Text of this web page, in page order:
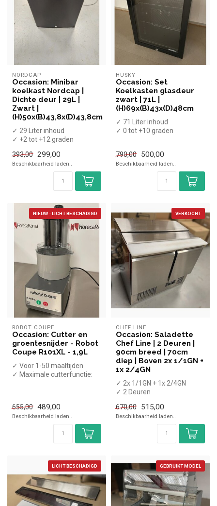
NORDCAP
Occasion: Minibar
koelkast Nordcap |
Dichte deur | 29L |
Zwart |
(H)50x(B)43,8x(D)43,8cm
✓ 29 Liter inhoud
✓ +2 tot +12 graden
✓ Breedte 43,8 cm, diepte
43...
393,00 299,00
Beschikbaarheid laden..
HUSKY
Occasion: Set
Koelkasten glasdeur
zwart | 71L |
(H)69x(B)43x(D)48cm
✓ 71 Liter inhoud
✓ 0 tot +10 graden
cm...
790,00 500,00
Beschikbaarheid laden..
NIEUW - LICHT BESCHADIGD
ROBOT COUPE
Occasion: Cutter en
groentesnijder - Robot
Coupe R101XL - 1,9L
✓ Voor 1-50 maaltijden
✓ Maximale cutterfunctie:
655,00 489,00
Beschikbaarheid laden..
VERKOCHT
CHEF LINE
Occasion: Saladette
Chef Line | 2 Deuren |
90cm breed | 70cm
diep | Boven 2x 1/1GN +
1x 2/4GN
✓ 2x 1/1GN + 1x 2/4GN
✓ 2 Deuren
✓ Statisch geventileerd
...
670,00 515,00
Beschikbaarheid laden..
LICHT BESCHADIGD GEBRUIKT MODEL